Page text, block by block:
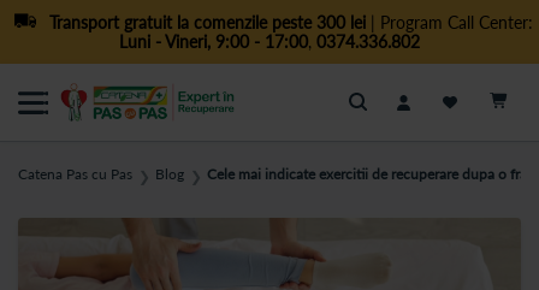
Transport gratuit la comenzile peste 300 lei| Program Call Center:
Luni - Vineri, 9:00 - 17:00, 0374.336.802
Cautare
Catena Pas cu Pas ❯ Blog ❯ Cele mai indicate exercitii de recuperare dupa o